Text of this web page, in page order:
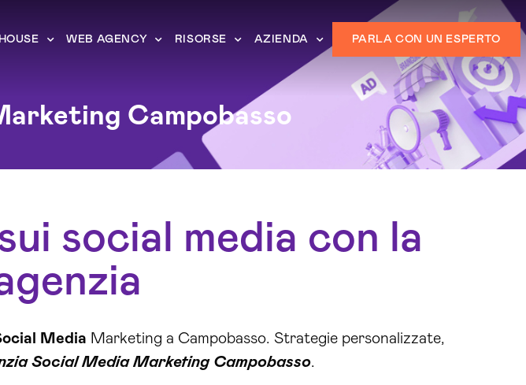
WEB AGENCY RISORSE AZIENDA PARLA CON UN ESPERTO
Campobasso
social media con la
Media Marketing a Campobasso. Strategie personalizzate,
Social Media Marketing Campobasso.